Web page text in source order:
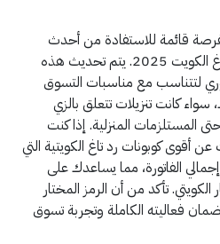
قائمة للاستفادة من أحدث
عروض العام عبر كود خصم رد تاغ الكويت 2025. يتم تحديث هذه
لتتناسب مع مناسبات التسوق
سواء كانت تنزيلات تتعلق بالزي
المستلزمات المنزلية. إذا كنت
أقوى كوبونات رد تاغ الكويتية التي
الفاتورة، مما يساعدك على
تأكد من أن الرمز المختار
فعاليته الكاملة وتجربة تسوق